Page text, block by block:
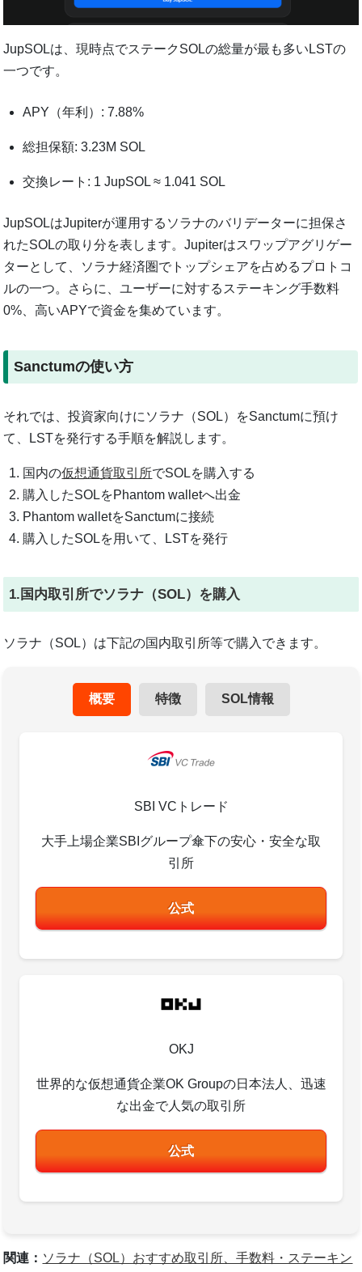
JupSOLは、現時点でステークSOLの総量が最も多いLSTの
一つです。
APY（年利）: 7.88%
総担保額: 3.23M SOL
交換レート: 1 JupSOL ≈ 1.041 SOL
JupSOLはJupiterが運用するソラナのバリデーターに担保さ
れたSOLの取り分を表します。Jupiterはスワップアグリゲー
ターとして、ソラナ経済圏でトップシェアを占めるプロトコ
ルの一つ。さらに、ユーザーに対するステーキング手数料
0%、高いAPYで資金を集めています。
Sanctumの使い方
それでは、投資家向けにソラナ（SOL）をSanctumに預け
て、LSTを発行する手順を解説します。
国内の仮想通貨取引所でSOLを購入する
購入したSOLをPhantom walletへ出金
Phantom walletをSanctumに接続
購入したSOLを用いて、LSTを発行
1.国内取引所でソラナ（SOL）を購入
ソラナ（SOL）は下記の国内取引所等で購入できます。
概要 特徴 SOL情報
SBI VCトレード
大手上場企業SBIグループ傘下の安心・安全な取
引所
公式
OKJ
世界的な仮想通貨企業OK Groupの日本法人、迅速
な出金で人気の取引所
公式
関連： ソラナ（SOL）おすすめ取引所、手数料・ステーキン